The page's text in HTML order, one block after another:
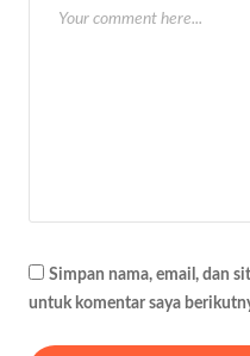
Simpan nama, email, dan
untuk komentar saya